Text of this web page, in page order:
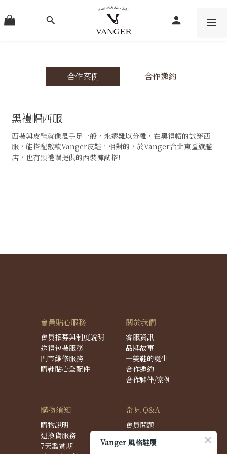
合作案例 合作邀約
黑禮帽西服
西裝與皮鞋就像是手足一般，永遠難以分離，在黑禮帽的試穿西
服，能搭配數款Vanger皮鞋，相對的，於Vanger台北東區旗艦
店，也有黑禮帽提供的西裝褲試搭!
會員貼心服務
會員招募與制度說明
送禮包裝服務
門市維修服務
購鞋貼心全配件
關於我們
客服資訊
品牌故事
一雙鞋的誕生
合作邀約
合作夥伴/案例
購物須知
購物說明
退換貨服務
7天鑑賞期
常見 Q&A
會員問題
配送問題
Vanger 風格鞋履